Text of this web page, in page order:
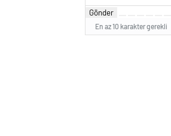
Gönder
En az 10 karakter gerekli